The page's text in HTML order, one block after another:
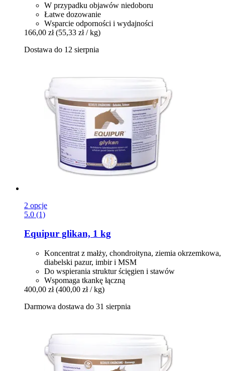
W przypadku objawów niedoboru
Łatwe dozowanie
Wsparcie odporności i wydajności
166,00 zł (55,33 zł / kg)
Dostawa do 12 sierpnia
2 opcje
5.0 (1)
Equipur glikan, 1 kg
Koncentrat z małży, chondroityna, ziemia okrzemkowa,
diabelski pazur, imbir i MSM
Do wspierania struktur ścięgien i stawów
Wspomaga tkankę łączną
400,00 zł (400,00 zł / kg)
Darmowa dostawa do 31 sierpnia